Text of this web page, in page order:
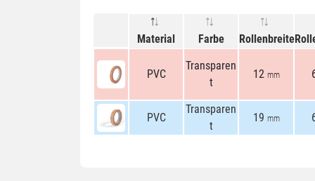
Material Farbe Rollenbreite
PVC
Transparen
t
12 mm
PVC
Transparen
t
19 mm